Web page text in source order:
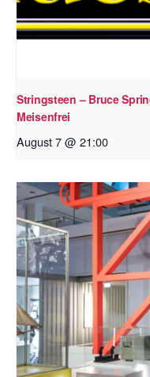
Stringsteen – Bruce
Meisenfrei
August 7 @ 21:00